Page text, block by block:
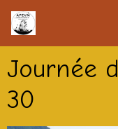
Journée
30